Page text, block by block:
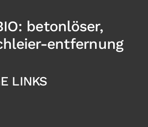
betonlöser,
entfernung
LINKS